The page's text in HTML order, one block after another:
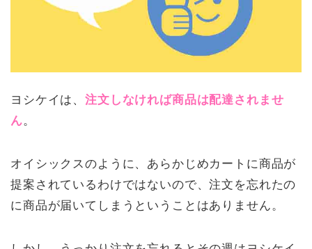
ヨシケイは、注文しなければ商品は配達されませ
ん。
オイシックスのように、あらかじめカートに商品が
提案されているわけではないので、注文を忘れたの
に商品が届いてしまうということはありません。